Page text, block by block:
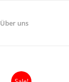
Über uns